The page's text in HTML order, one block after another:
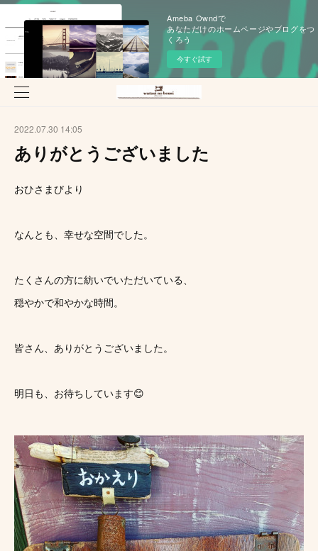
Ameba Owndで
あなただけのホームページやブログをつ
くろう
今すぐ試す
2022.07.30 14:05
ありがとうございました
おひさまびより
なんとも、幸せな空間でした。
たくさんの方に紡いでいただいている、
穏やかで和やかな時間。
皆さん、ありがとうございました。
明日も、お待ちしています😊